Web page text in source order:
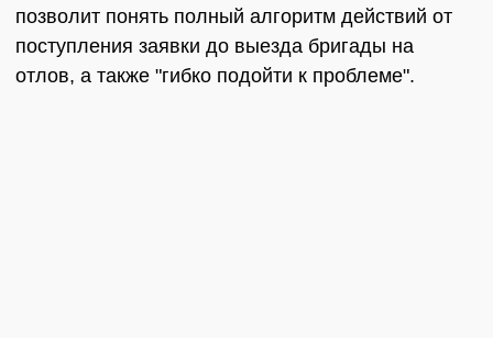
позволит понять полный алгоритм действий от
поступления заявки до выезда бригады на
отлов, а также "гибко подойти к проблеме".